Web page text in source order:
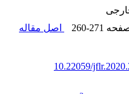
260-271
اصل مقاله
10.22059/